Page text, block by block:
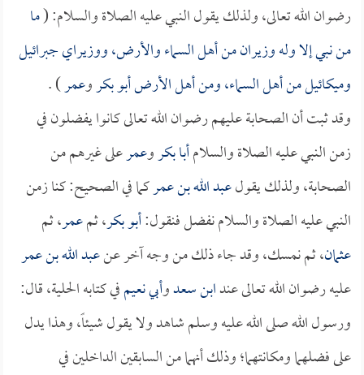
رضوان الله تعالى، ولذلك يقول النبي عليه الصلاة والسلام: (ما
من نبي إلا وله وزيران من أهل السماء والأرض، ووزيراي جبرائيل
وميكائيل من أهل السماء، ومن أهل الأرضأبو بكروعمر) .
وقد ثبت أن الصحابة عليهم رضوان الله تعالى كانوا يفضلون في
زمن النبي عليه الصلاة والسلامأبا بكروعمرعلى غيرهم من
الصحابة، ولذلك يقولعبد الله بن عمركما في الصحيح: كنا زمن
النبي عليه الصلاة والسلام نفضل فنقول:أبو بكر، ثمعمر، ثم
عثمان، ثم نمسك، وقد جاء ذلك من وجه آخر عنعبد الله بن عمر
عليه رضوان الله تعالى عندابن سعدوأبي نعيمفي كتابه الحلية، قال:
ورسول الله صلى الله عليه وسلم شاهد ولا يقول شيئاً، وهذا يدل
على فضلهما ومكانتهما؛ وذلك أنهما من السابقين الداخلين في